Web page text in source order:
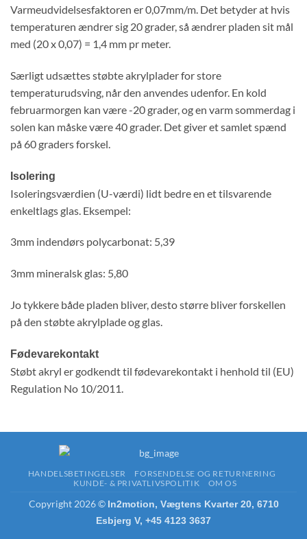
Varmeudvidelsesfaktoren er 0,07mm/m. Det betyder at hvis
temperaturen ændrer sig 20 grader, så ændrer pladen sit mål
med (20 x 0,07) = 1,4 mm pr meter.
Særligt udsættes støbte akrylplader for store
temperaturudsving, når den anvendes udenfor. En kold
februarmorgen kan være -20 grader, og en varm sommerdag i
solen kan måske være 40 grader. Det giver et samlet spænd
på 60 graders forskel.
Isolering
Isoleringsværdien (U-værdi) lidt bedre en et tilsvarende
enkeltlags glas. Eksempel:
3mm indendørs polycarbonat: 5,39
3mm mineralsk glas: 5,80
Jo tykkere både pladen bliver, desto større bliver forskellen
på den støbte akrylplade og glas.
Fødevarekontakt
Støbt akryl er godkendt til fødevarekontakt i henhold til (EU)
Regulation No 10/2011.
HANDELSBETINGELSER
FORSENDELSE OG RETURNERING
KUNDE- & PRIVATLIVSPOLITIK
OM OS
Copyright 2026 © In2motion, Vægtens Kvarter 20, 6710
Esbjerg V, +45 4123 3637